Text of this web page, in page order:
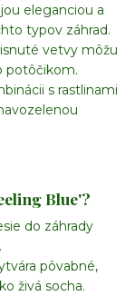
eleganciou a
typov záhrad.
vetvy môžu
potôčikom.
s rastlinami
Blue'?
do záhrady
pôvabné,
živá socha.